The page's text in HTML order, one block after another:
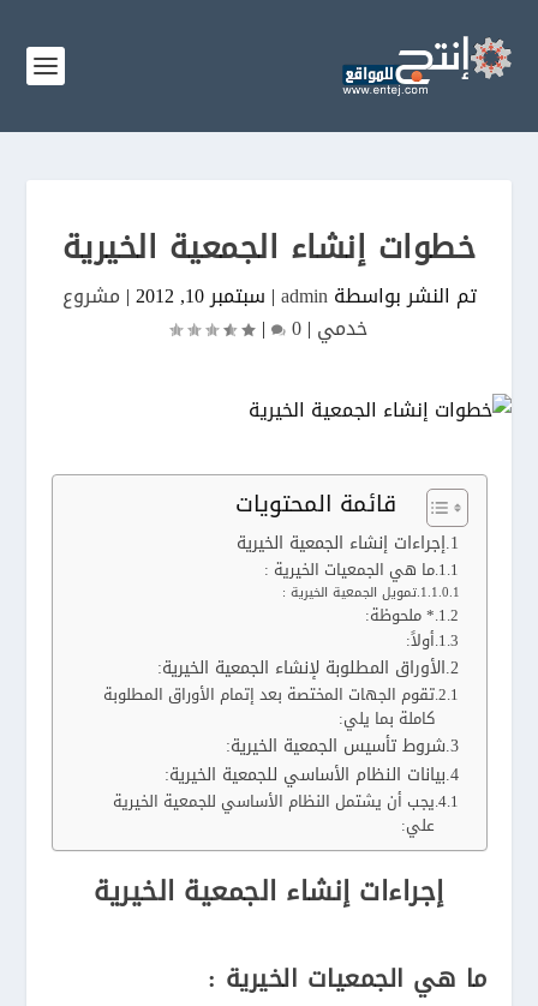
خطوات إنشاء الجمعية الخيرية
تم النشر بواسطةadmin
| سبتمبر 10, 2012 | مشروع
خدمي |
0
|
قائمة المحتويات
إجراءات إنشاء الجمعية الخيرية
ما هي الجمعيات الخيرية :
تمويل الجمعية الخيرية :
* ملحوظة:
أولاً:
الأوراق المطلوبة لإنشاء الجمعية الخيرية:
تقوم الجهات المختصة بعد إتمام الأوراق المطلوبة
كاملة بما يلي:
شروط تأسيس الجمعية الخيرية:
بيانات النظام الأساسي للجمعية الخيرية:
يجب أن يشتمل النظام الأساسي للجمعية الخيرية
علي:
إجراءات إنشاء الجمعية الخيرية
ما هي الجمعيات الخيرية :